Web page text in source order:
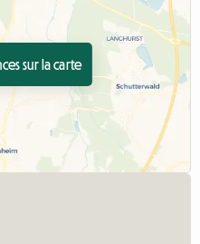
sur la carte